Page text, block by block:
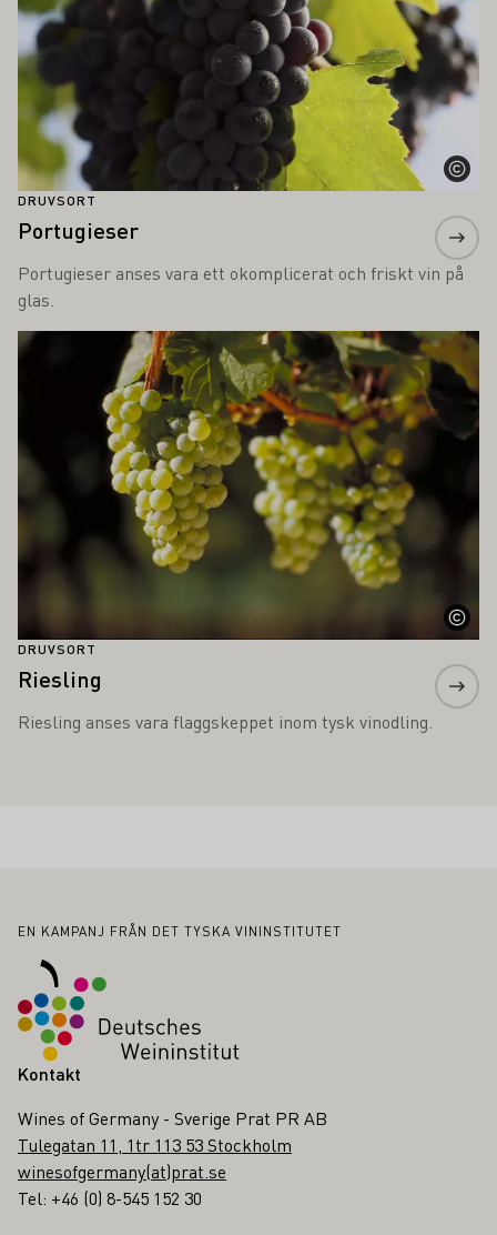
DRUVSORT
Portugieser
Portugieser anses vara ett okomplicerat och friskt vin på
glas.
DRUVSORT
Riesling
Riesling anses vara flaggskeppet inom tysk vinodling.
Läs mer om detta
Sidfot
EN KAMPANJ FRÅN DET TYSKA VININSTITUTET
Kontakt
Wines of Germany - Sverige Prat PR AB
Tulegatan 11, 1tr 113 53 Stockholm
winesofgermany(at)prat.se
Tel: +46 (0) 8-545 152 30